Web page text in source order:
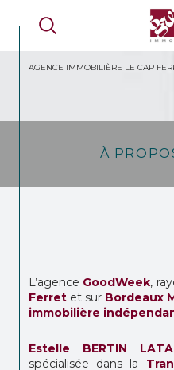
AGENCE IMMOBILIÈRE LE CAP
À
L’agence GoodWeek,
Ferret et sur Bordeaux
immobilière
Estelle BERTIN
spécialisée dans la